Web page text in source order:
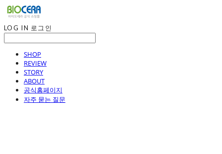
LOG IN 로그인
SHOP
REVIEW
STORY
ABOUT
공식홈페이지
자주 묻는 질문